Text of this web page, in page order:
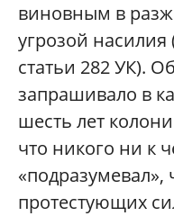
виновным в
угрозой насилия
статьи 282 УК).
запрашивало в
шесть лет
что никого ни к
«подразумевал»,
протестующих